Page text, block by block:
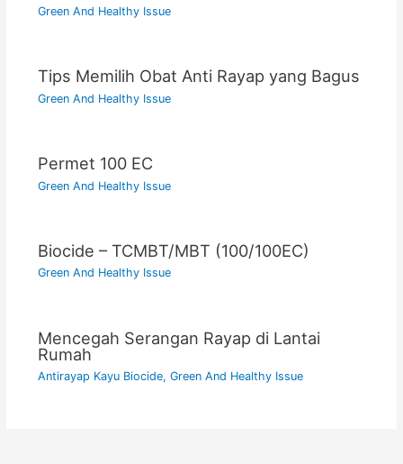
Green And Healthy Issue
Tips Memilih Obat Anti Rayap yang Bagus
Green And Healthy Issue
Permet 100 EC
Green And Healthy Issue
Biocide – TCMBT/MBT (100/100EC)
Green And Healthy Issue
Mencegah Serangan Rayap di Lantai
Rumah
Antirayap Kayu Biocide, Green And Healthy Issue